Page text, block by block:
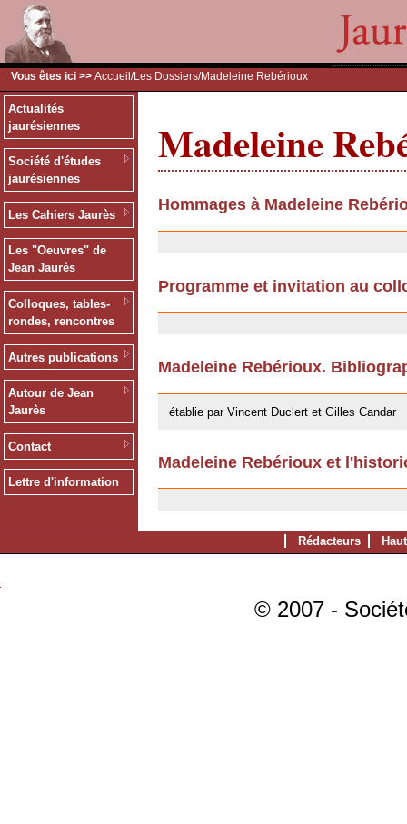
Vous êtes ici >> Accueil /Les Dossiers/Madeleine Rebérioux
Actualités
jaurésiennes
Société d'études
jaurésiennes
Les Cahiers Jaurès
Les "Oeuvres" de
Jean Jaurès
Colloques, tables-
rondes, rencontres
Autres publications
Autour de Jean
Jaurès
Contact
Lettre d'information
Madeleine
Hommages à Madeleine
Programme et invitation au
Madeleine Rebérioux.
établie par Vincent Duclert et Gilles Candar
Madeleine Rebérioux et
Rédacteurs
© 2007 -